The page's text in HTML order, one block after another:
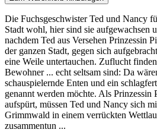
Die Fuchsgeschwister Ted und Nancy
Stadt wohl, hier sind sie aufgewachsen
nachdem Ted aus Versehen Prinzessin
der ganzen Stadt, gegen sich
eine Weile untertauchen. Zuflucht
Bewohner ... echt seltsam sind: Da
schauspielernde Enten und ein
genannt werden möchte. Als Prinzessin
aufspürt, müssen Ted und Nancy sich
Grimmwald in einem verrückten
zusammentun ...